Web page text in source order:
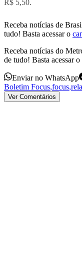
R$ 5,50.
Receba notícias de
tudo! Basta acessar o
Receba notícias do
de tudo! Basta acessar o
Enviar no WhatsApp
Boletim Focus,focus,
Ver Comentários